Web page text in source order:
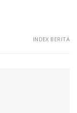
INDEX BERITA